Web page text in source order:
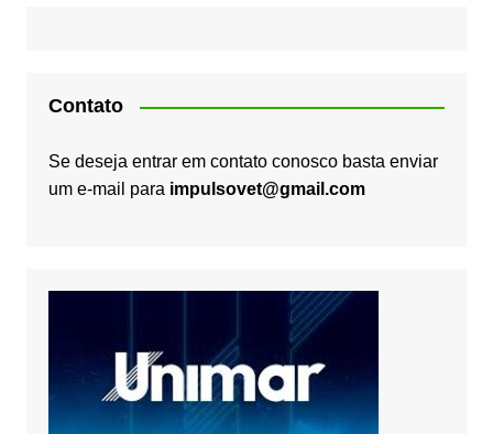
Contato
Se deseja entrar em contato conosco basta enviar
um e-mail para impulsovet@gmail.com